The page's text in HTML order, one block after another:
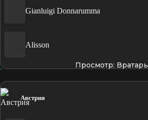
Gianluigi Donnarumma
Alisson
Просмотр: Вратарь
Австрия